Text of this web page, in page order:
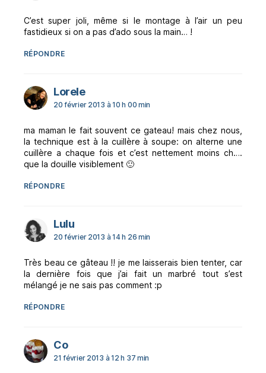
C’est super joli, même si le montage à l’air un peu
fastidieux si on a pas d’ado sous la main… !
RÉPONDRE
Loreledit :
20 février 2013 à 10 h 00 min
ma maman le fait souvent ce gateau! mais chez nous,
la technique est à la cuillère à soupe: on alterne une
cuillère a chaque fois et c’est nettement moins ch….
que la douille visiblement 🙂
RÉPONDRE
Luludit :
20 février 2013 à 14 h 26 min
Très beau ce gâteau !! je me laisserais bien tenter, car
la dernière fois que j’ai fait un marbré tout s’est
mélangé je ne sais pas comment :p
RÉPONDRE
Codit :
21 février 2013 à 12 h 37 min